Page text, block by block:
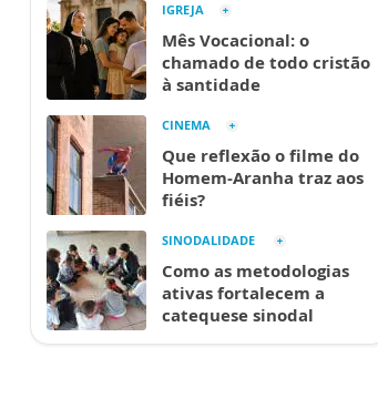
IGREJA
Mês Vocacional: o
chamado de todo cristão
à santidade
CINEMA
Que reflexão o filme do
Homem-Aranha traz aos
fiéis?
SINODALIDADE
Como as metodologias
ativas fortalecem a
catequese sinodal